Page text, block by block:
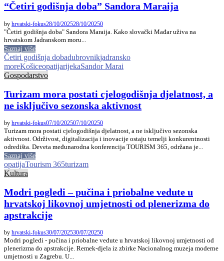
“Četiri godišnja doba” Sandora Maraija
by hrvatski-fokus28/10/202528/10/20250
"Četiri godišnja doba" Sandora Maraija. Kako slovački Mađar uživa na
hrvatskom Jadranskom moru...
Saznaj više
Četiri godišnja dobadubrovnikjadransko
moreKošiceopatijarijekaSandor Marai
Gospodarstvo
Turizam mora postati cjelogodišnja djelatnost, a
ne isključivo sezonska aktivnost
by hrvatski-fokus07/10/202507/10/20250
Turizam mora postati cjelogodišnja djelatnost, a ne isključivo sezonska
aktivnost. Održivost, digitalizacija i inovacije ostaju temelji konkurentnosti
odredišta. Deveta međunarodna konferencija TOURISM 365, održana je...
Saznaj više
opatijaTourism 365turizam
Kultura
Modri pogledi – pučina i priobalne vedute u
hrvatskoj likovnoj umjetnosti od plenerizma do
apstrakcije
by hrvatski-fokus30/07/202530/07/20250
Modri pogledi - pučina i priobalne vedute u hrvatskoj likovnoj umjetnosti od
plenerizma do apstrakcije. Remek-djela iz zbirke Nacionalnog muzeja moderne
umjetnosti u Zagrebu. U...